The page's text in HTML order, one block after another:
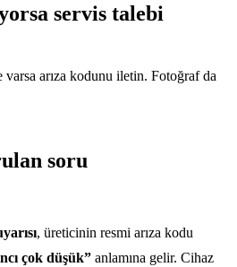
servis talebi
varsa arıza kodunu iletin. Fotoğraf da
soru
, üreticinin resmi arıza kodu
çok düşük” anlamına gelir. Cihaz